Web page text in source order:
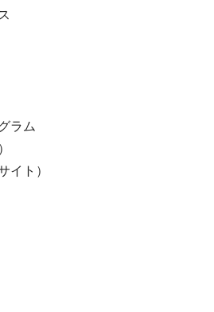
ラム
イト）